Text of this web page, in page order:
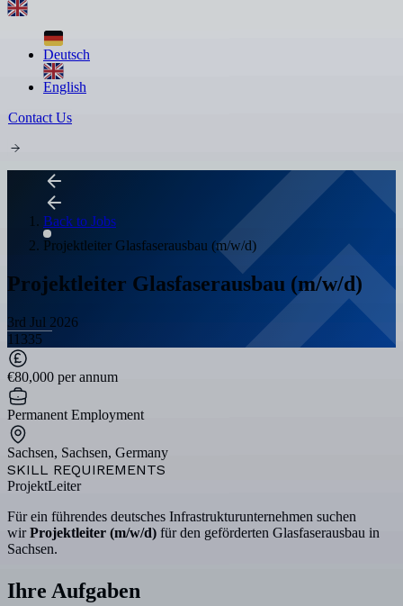
Deutsch
English
Contact Us
Back to Jobs
Projektleiter Glasfaserausbau (m/w/d)
Projektleiter Glasfaserausbau (m/w/d)
3rd Jul 2026
11335
€80,000 per annum
Permanent Employment
Sachsen, Sachsen, Germany
SKILL REQUIREMENTS
ProjektLeiter
Für ein führendes deutsches Infrastrukturunternehmen suchen
wirProjektleiter (m/w/d) für den geförderten Glasfaserausbau in
Sachsen.
Ihre Aufgaben